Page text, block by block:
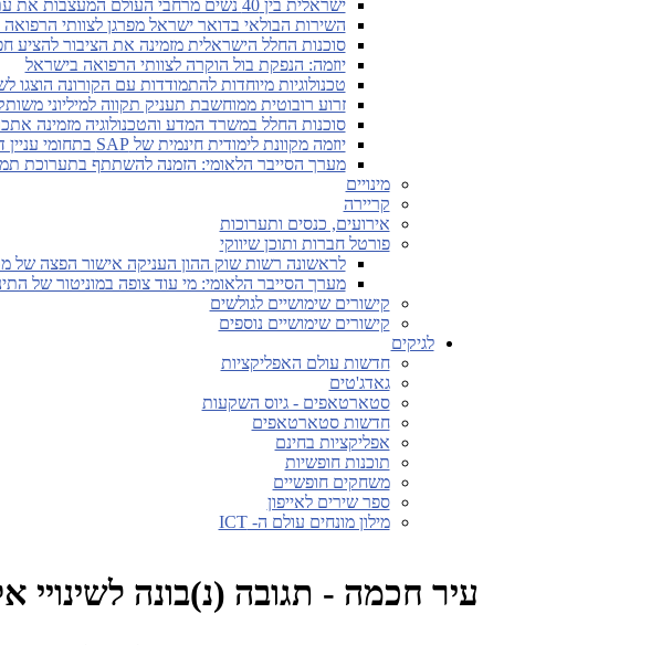
ישראלית בין 40 נשים מרחבי העולם המעצבות את עתיד הבינה המלאכותית
השירות הבולאי בדואר ישראל מפרגן לצוותי
סוכנות החלל הישראלית מזמינה את הציבור להציע
יוזמה: הנפקת בול הוקרה לצוותי הרפואה בישראל
טכנולוגיות מיוחדות להתמודדות עם הקורונה הוצגו
זרוע רובוטית ממוחשבת תעניק תקווה למיליוני
סוכנות החלל במשרד המדע והטכנולוגיה מזמינה
יוזמה מקוונת לימודית חינמית של SAP בתחומי עניין דיגיטליים זמינה בישראל
מערך הסייבר הלאומי: הזמנה להשתתף בתערוכת
מינויים
קריירה
אירועים, כנסים ותערוכות
פורטל חברות ותוכן שיווקי
לראשונה רשות שוק ההון העניקה אישור הפצה של
מערך הסייבר הלאומי: מי עוד צופה במוניטור של
קישורים שימושיים לגולשים
קישורים שימושיים נוספים
לגיקים
חדשות עולם האפליקציות
גאדג'טים
סטארטאפים - גיוס השקעות
חדשות סטארטאפים
אפליקציות בחינם
תוכנות חופשיות
משחקים חופשיים
ספר שירים לאייפון
מילון מונחים עולם ה- ICT
עיר חכמה - תגובה (נ)בונה לשינויי